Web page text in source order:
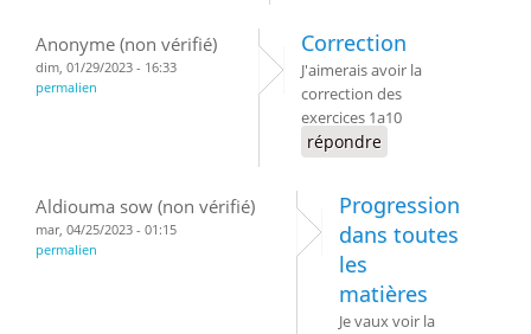
Anonyme (non vérifié)
dim, 01/29/2023 - 16:33
permalien
Correction
J'aimerais avoir la
correction des
exercices 1a10
répondre
Aldiouma sow (non vérifié)
mar, 04/25/2023 - 01:15
permalien
Progression
dans toutes
les
matières
Je vaux voir la